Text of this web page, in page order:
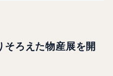
ろえた物産展を開